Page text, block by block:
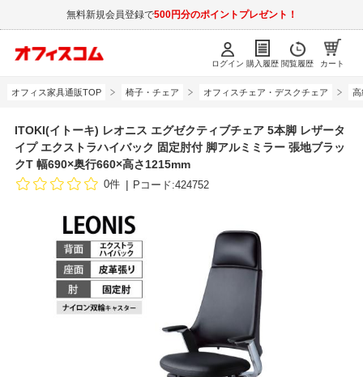
無料新規会員登録で500円分のポイントプレゼント！
ログイン 購入履歴 閲覧履歴 カート
オフィス家具通販TOP 椅子・チェア オフィスチェア・デスクチェア 高
ITOKI(イトーキ) レオニス エグゼクティブチェア 5本脚 レザータ
イプ エクストラハイバック 固定肘付 脚アルミミラー 張地ブラッ
クT 幅690×奥行660×高さ1215mm
0件 Pコード:424752